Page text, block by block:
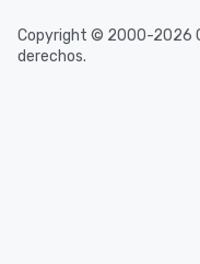
Copyright © 2000-2026
derechos.